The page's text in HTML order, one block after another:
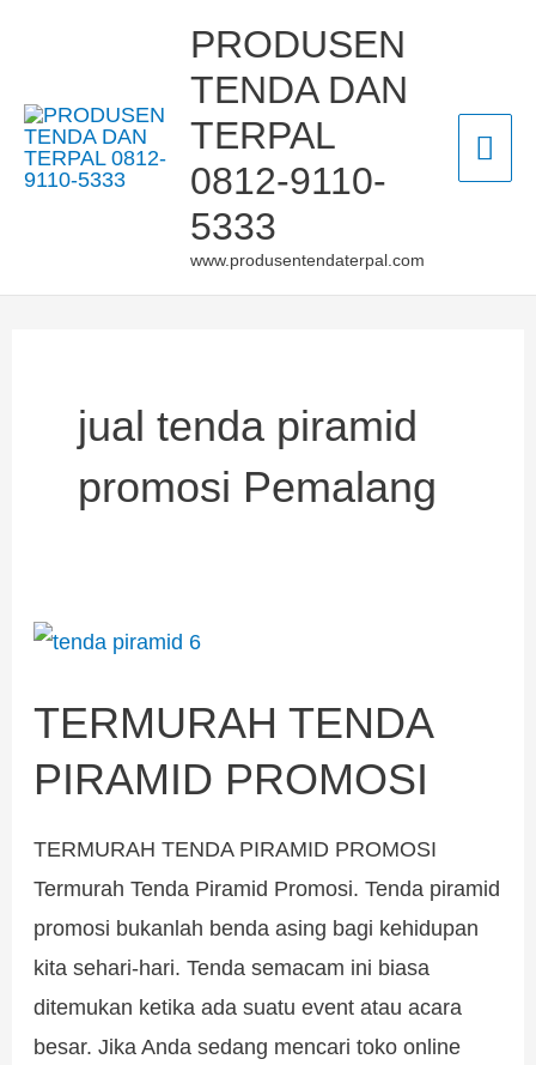
PRODUSEN
TENDA DAN
TERPAL
0812-9110-
5333
www.produsentendaterpal.com
jual tenda piramid
promosi Pemalang
TERMURAH TENDA
PIRAMID PROMOSI
TERMURAH TENDA PIRAMID PROMOSI
Termurah Tenda Piramid Promosi. Tenda piramid
promosi bukanlah benda asing bagi kehidupan
kita sehari-hari. Tenda semacam ini biasa
ditemukan ketika ada suatu event atau acara
besar. Jika Anda sedang mencari toko online
TERMURAH
PIRAMID